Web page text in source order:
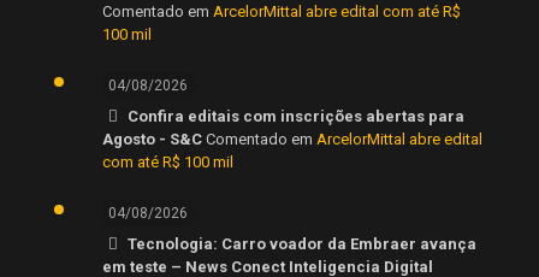
Comentado em ArcelorMittal abre edital com até R$
100 mil
04/08/2026
Confira editais com inscrições abertas para
Agosto - S&C Comentado em ArcelorMittal abre edital
com até R$ 100 mil
04/08/2026
Tecnologia: Carro voador da Embraer avança
em teste – News Conect Inteligencia Digital